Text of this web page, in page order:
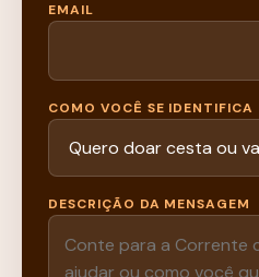
EMAIL
COMO VOCÊ SE IDENTIFICA
DESCRIÇÃO DA MENSAGEM